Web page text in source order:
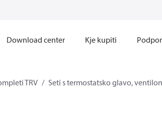
Download center Kje kupiti
TRV Seti s termostatsko glavo,